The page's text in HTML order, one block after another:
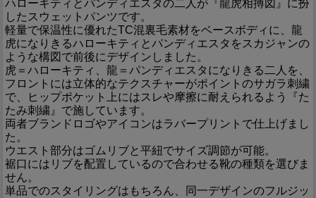
ハローキティとパンディエスタの二人が『龍虎相搏図』に扮
したスウェットパンツです。
軽量で保温性に優れたTC混裏毛素材をベースボディに、龍
虎になりきるハローキティとパンディエスタをスカジャンの
ような構図で前後にデザインしました。
虎＝ハローキティ、龍＝パンディエスタになりきる二人を、
フロントには立体的なテクスチャーがポイントのサガラ刺繍
で、ヒップポケット上にはスレや摩擦に耐えられるよう『た
たみ刺繍』で施しています。
両者ブランドロゴやアイコンはラバープリントで仕上げまし
た。
ウエスト部分はゴムリブと平紐でサイズ調節が可能。
裾口にはリブを配置しているので合わせる靴の種類を選びま
せん。
単品でのスタイリングはもちろん、同一デザインのフルジッ